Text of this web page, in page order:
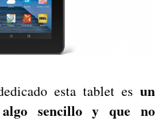
esta tablet es un
sencillo y que no